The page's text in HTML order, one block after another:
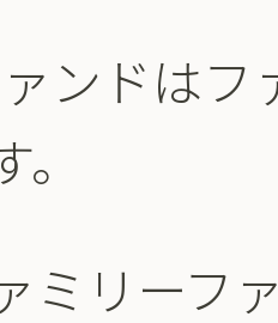
ンドはフ
。
ミリーフ